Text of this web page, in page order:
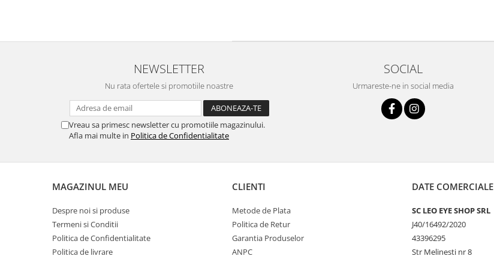
NEWSLETTER
Nu rata ofertele si promotiile noastre
Vreau sa primesc newsletter cu promotiile magazinului.
Afla mai multe in Politica de Confidentialitate
SOCIAL
Urmareste-ne in social media
MAGAZINUL MEU
Despre noi si produse
Termeni si Conditii
Politica de Confidentialitate
Politica de livrare
CLIENTI
Metode de Plata
Politica de Retur
Garantia Produselor
ANPC
DATE COMERCIALE
SC LEO EYE SHOP SRL
J40/16492/2020
43396295
Str Melinesti nr 8